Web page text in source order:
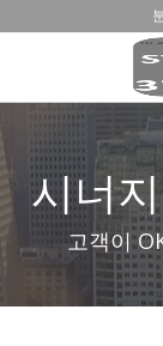
시너
고객이